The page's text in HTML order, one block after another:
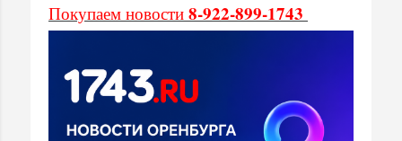
Покупаем новости 8-922-899-1743